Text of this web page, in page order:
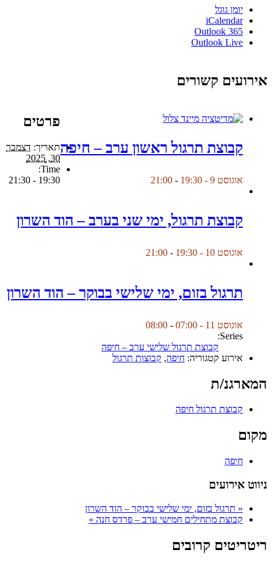
יומן גוגל
iCalendar
Outlook 365
Outlook Live
אירועים קשורים
קבוצת תרגול ראשון ערב – חיפה
אוגוסט 9 - 19:30 -
21:00
קבוצת תרגול, ימי שני בערב – הוד השרון
אוגוסט 10 - 19:30 -
21:00
תרגול בזום, ימי שלישי בבוקר – הוד השרון
אוגוסט 11 - 07:00 -
08:00
פרטים
תאריך: דצמבר
30, 2025
Time:
19:30 - 21:30
Series:
קבוצת תרגול שלישי ערב – חיפה
אירוע קטגוריה: חיפה, קבוצות תרגול
המארגנ/ת
קבוצת תרגול חיפה
מקום
חיפה
ניווט אירועים
« תרגול בזום, ימי שלישי בבוקר – הוד השרון
קבוצת מתחילים חמישי ערב – פרדס חנה »
ריטריטים קרובים